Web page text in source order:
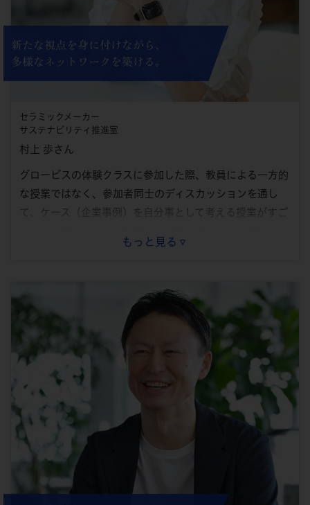
新たな視点を身に付けながら、
多様なネットワークを築ける。
セラミックメーカー
サステナビリティ推進室
村上 歩さん
グロービスの体験クラスに参加した際、教員による一方的
な授業ではなく、参加者同士のディスカッションを通し
て、ケース（企業事例）を自分事として考える授業がすご
いわゆる「分かる」の状態で終わらず、「できる」の状態
またグロービスには、教員、事務局スタッフ、学生とも
に、さまざまなバックグラウンドを持つ人々が集まってい
ます。経験、性別、年齢、役職などの垣根を越え、自由闊
達にディスカッションし、新しい視点をどんどん身に付け
ながら幅広い人脈を作っていけると感じたため、グロービ
スを選びました。
もっと見る